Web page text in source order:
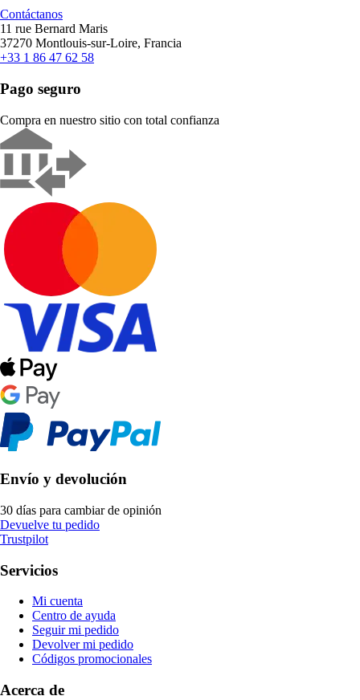
Contáctanos
11 rue Bernard Maris
37270 Montlouis-sur-Loire, Francia
+33 1 86 47 62 58
Pago seguro
Compra en nuestro sitio con total confianza
Envío y devolución
30 días para cambiar de opinión
Devuelve tu pedido
Trustpilot
Servicios
Mi cuenta
Centro de ayuda
Seguir mi pedido
Devolver mi pedido
Códigos promocionales
Acerca de